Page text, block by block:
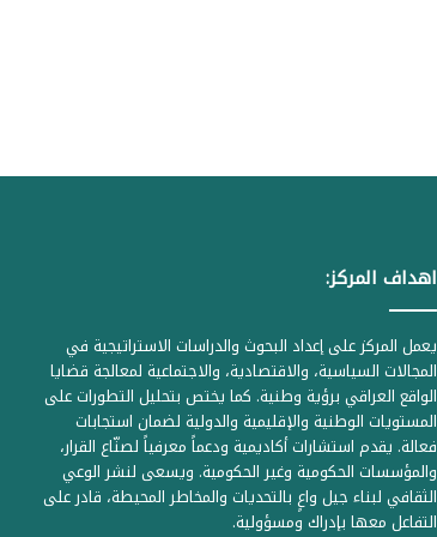
اهداف المركز:
يعمل المركز على إعداد البحوث والدراسات الاستراتيجية في
المجالات السياسية، والاقتصادية، والاجتماعية لمعالجة قضايا
الواقع العراقي برؤية وطنية. كما يختص بتحليل التطورات على
المستويات الوطنية والإقليمية والدولية لضمان استجابات
فعالة. يقدم استشارات أكاديمية ودعماً معرفياً لصنّاع القرار،
والمؤسسات الحكومية وغير الحكومية. ويسعى لنشر الوعي
الثقافي لبناء جيل واعٍ بالتحديات والمخاطر المحيطة، قادر على
التفاعل معها بإدراك ومسؤولية.